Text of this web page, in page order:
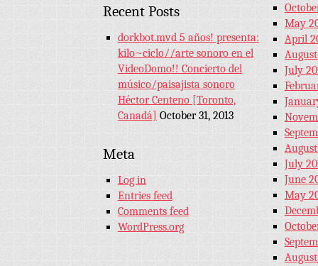
Recent Posts
dorkbot.mvd 5 años! presenta:
kilo~ciclo//arte sonoro en el
VideoDomo!! Concierto del
músico/paisajista sonoro
Héctor Centeno [Toronto,
Canadá] October 31, 2013
Meta
Log in
Entries feed
Comments feed
WordPress.org
May
April
July
August
July
June
May